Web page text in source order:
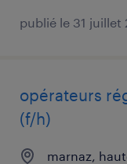
publié le 31 juillet
opérateurs
(f/h)
marnaz,